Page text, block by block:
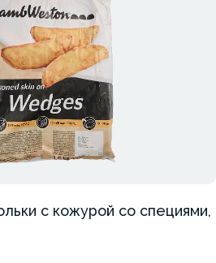
с кожурой со специями,